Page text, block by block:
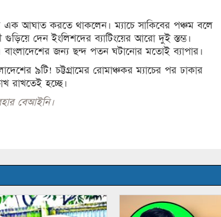
আঘাত করতে থাকলেন। ম্যাচে সাকিবের পঞ্চম বলে
দেন ইংলিশদের ব্যাটিংয়ের আরো দুই স্তম্ভ।
বাংলাদেশের জন্য ছন্দ পতন ঘটানোর মতোই ব্যাপার।
৯টি! চট্টগ্রামের রোমাঞ্চকর ম্যাচের পর ঢাকার
রাখতেই হচ্ছে।
বেআইনি।